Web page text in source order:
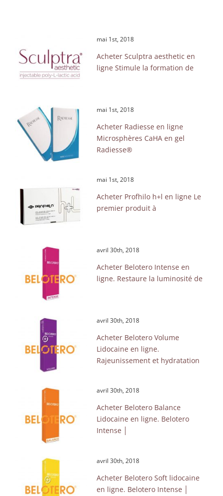
mai 1st, 2018
Acheter Sculptra aesthetic en
ligne Stimule la formation de
mai 1st, 2018
Acheter Radiesse en ligne
Microsphères CaHA en gel
Radiesse®
mai 1st, 2018
Acheter Profhilo h+l en ligne Le
premier produit à
avril 30th, 2018
Acheter Belotero Intense en
ligne. Restaure la luminosité de
avril 30th, 2018
Acheter Belotero Volume
Lidocaine en ligne.
Rajeunissement et hydratation
avril 30th, 2018
Acheter Belotero Balance
Lidocaine en ligne. Belotero
Intense │
avril 30th, 2018
Acheter Belotero Soft lidocaine
en ligne. Belotero Intense │